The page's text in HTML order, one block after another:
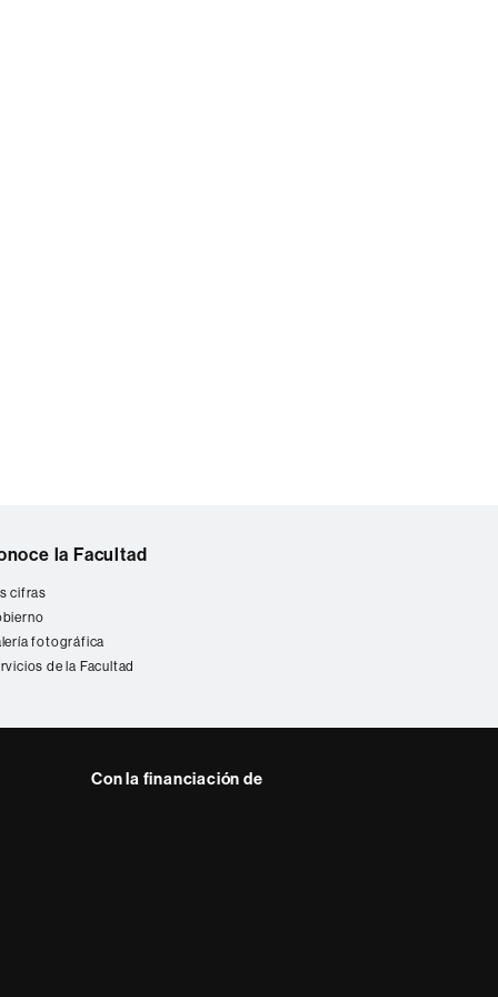
la Facultad
cifras
fotográfica
de la Facultad
Con la financiación de